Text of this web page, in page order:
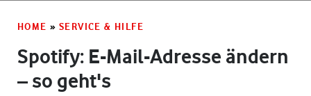
HOME » SERVICE & HILFE
Spotify: E-Mail-Adresse ändern
– so geht's